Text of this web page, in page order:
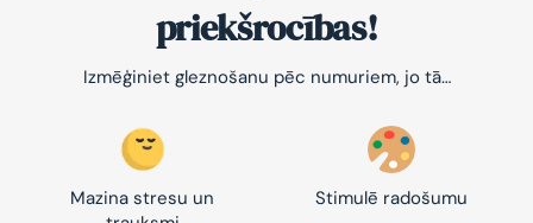
priekšrocības!
Izmēģiniet gleznošanu pēc numuriem, jo tā…
Mazina stresu un
Stimulē radošumu